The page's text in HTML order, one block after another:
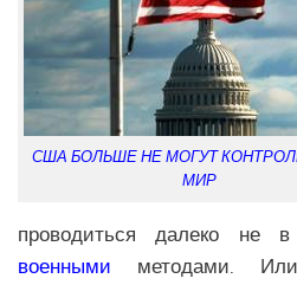
США БОЛЬШЕ НЕ МОГУТ
МИР
проводиться далеко не
военными методами.